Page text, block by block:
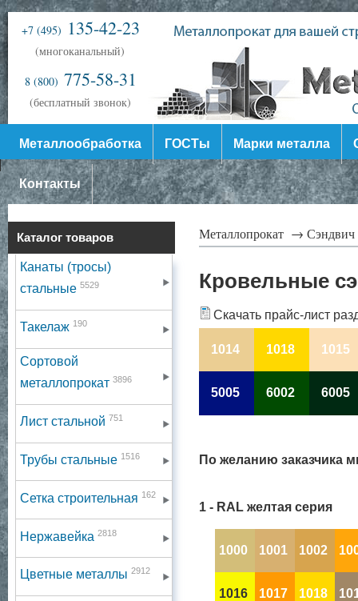
+7 (495) 135-42-23
(многоканальный)
8 (800) 775-58-31
(бесплатный звонок)
Металлообработка ГОСТы Марки металла
Контакты
Каталог товаров
Канаты (тросы)
стальные 5529
Такелаж 190
Сортовой
металлопрокат 3896
Лист стальной 751
Трубы стальные 1516
Сетка строительная 162
Нержавейка 2818
Цветные металлы 2912
Металлопрокат →
Кровельные
Скачать прайс-лист
1014 1018 1015
5005 6002 6005
По желанию заказчика
1 - RAL желтая серия
1000 1001 1002
1016 1017 1018